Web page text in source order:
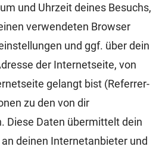
und Uhrzeit deines Besuchs,
verwendeten Browser
und ggf. über dein
der Internetseite, von
gelangt bist (Referrer-
zu den von dir
Diese Daten übermittelt dein
deinen Internetanbieter und